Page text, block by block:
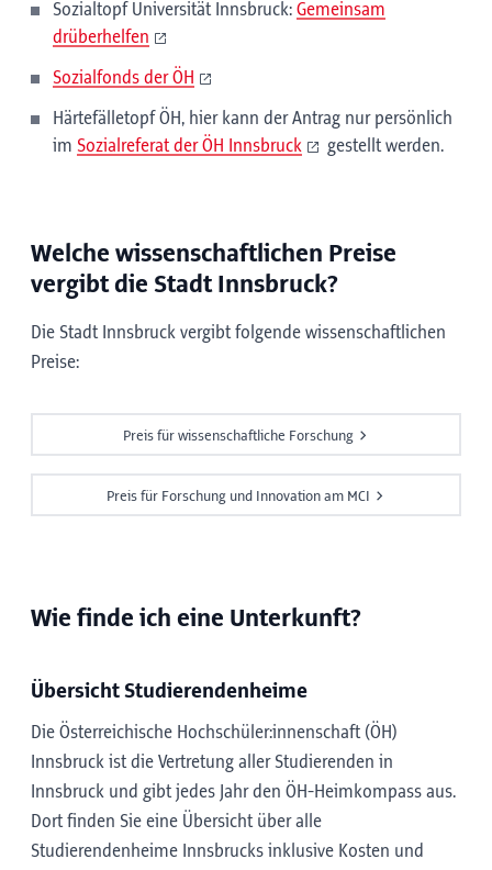
Sozialtopf Universität Innsbruck: Gemeinsam
drüberhelfen
Sozialfonds der ÖH
Härtefälletopf ÖH, hier kann der Antrag nur persönlich
im Sozialreferat der ÖH Innsbruck gestellt werden.
Welche wissenschaftlichen Preise
vergibt die Stadt Innsbruck?
Die Stadt Innsbruck vergibt folgende wissenschaftlichen
Preise:
Preis für wissenschaftliche Forschung
Preis für Forschung und Innovation am MCI
Wie finde ich eine Unterkunft?
Übersicht Studierendenheime
Die Österreichische Hochschüler:innenschaft (ÖH)
Innsbruck ist die Vertretung aller Studierenden in
Innsbruck und gibt jedes Jahr den ÖH-Heimkompass aus.
Dort finden Sie eine Übersicht über alle
Studierendenheime Innsbrucks inklusive Kosten und